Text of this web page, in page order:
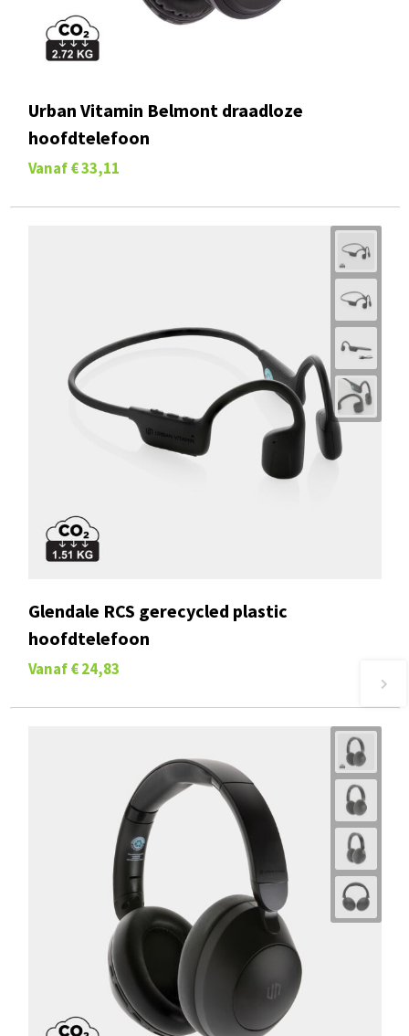
Urban Vitamin Belmont draadloze
hoofdtelefoon
Vanaf € 33,11
Glendale RCS gerecycled plastic
hoofdtelefoon
Vanaf € 24,83